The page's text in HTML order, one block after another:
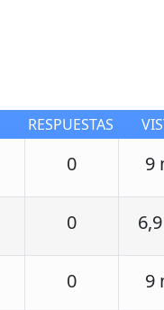
RESPUESTAS
0 9
0
0 9